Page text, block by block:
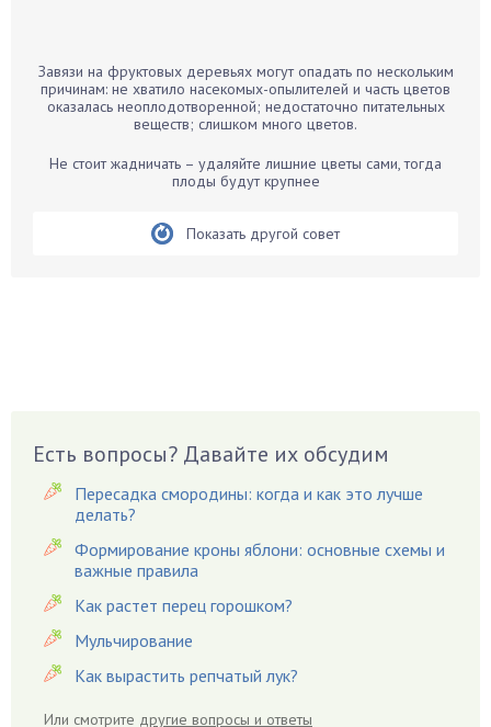
Бархатцы
Бегония
Бирючина
Вишня
Вредители
Гардения
Гацания
Гвоздики
Георгины
Герань
Гиацинт
Завязи на фруктовых деревьях могут опадать по нескольким
причинам: не хватило насекомых-опылителей и часть цветов
оказалась неоплодотворенной; недостаточно питательных
веществ; слишком много цветов.
Не стоит жадничать – удаляйте лишние цветы сами, тогда
плоды будут крупнее
Показать другой совет
Есть вопросы? Давайте их обсудим
Пересадка смородины: когда и как это лучше
делать?
Формирование кроны яблони: основные схемы и
важные правила
Как растет перец горошком?
Мульчирование
Как вырастить репчатый лук?
Или смотрите другие вопросы и ответы